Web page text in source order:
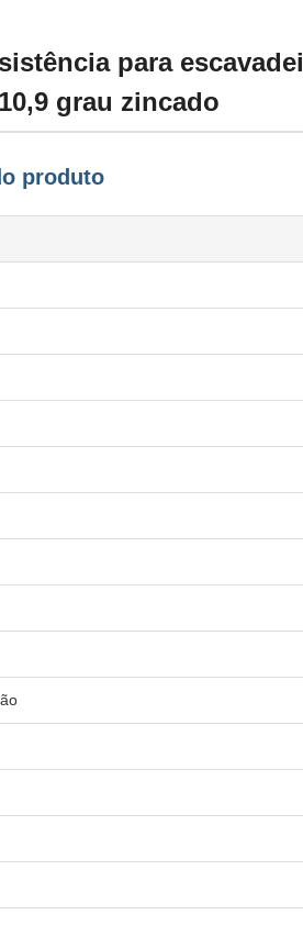
para
grau zincado
produto